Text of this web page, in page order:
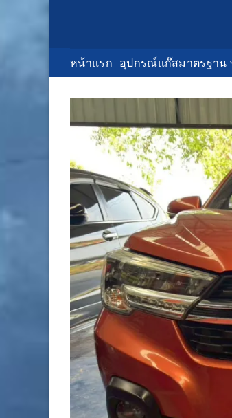
หน้าแรก
อุปกรณ์แก๊สมาตรฐาน